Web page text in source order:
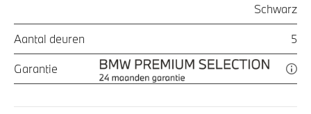
Schwarz
Aantal deuren 5
Garantie